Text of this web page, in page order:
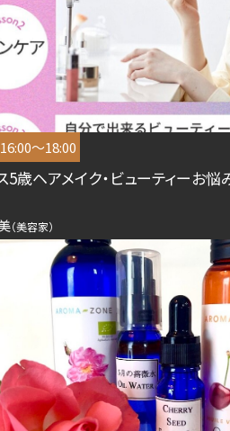
～18:00
5歳ヘアメイク・ビューティーお悩
（美容家）